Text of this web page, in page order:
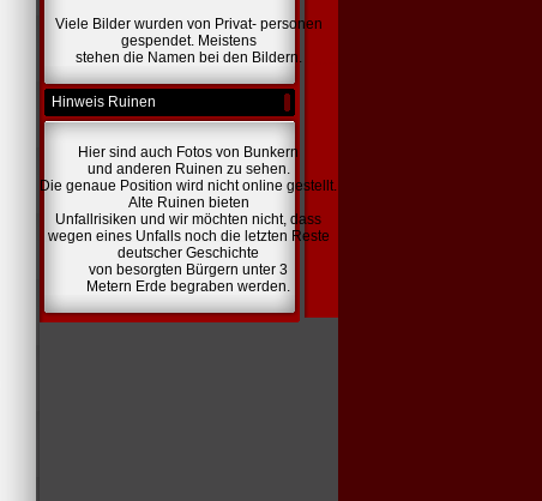
Viele Bilder wurden von Privat- personen
gespendet. Meistens
stehen die Namen bei den Bildern.
Hinweis Ruinen
Hier sind auch Fotos von Bunkern
und anderen Ruinen zu sehen.
Die genaue Position wird nicht online gestellt.
Alte Ruinen bieten
Unfallrisiken und wir möchten nicht, dass
wegen eines Unfalls noch die letzten Reste
deutscher Geschichte
von besorgten Bürgern unter 3
Metern Erde begraben werden.